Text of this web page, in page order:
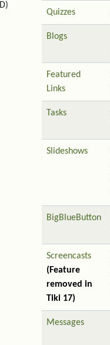
Quizzes
Blogs
Featured
Links
Tasks
Slideshows
BigBlueButton
Screencasts
(Feature
removed in
Tiki 17)
Messages